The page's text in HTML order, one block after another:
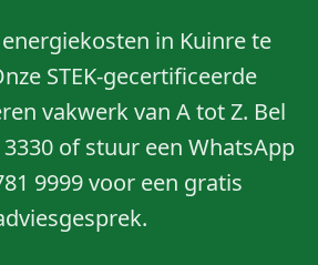
in Kuinre te
STEK-gecertificeerde
vakwerk van A tot Z. Bel
of stuur een WhatsApp
9999 voor een gratis